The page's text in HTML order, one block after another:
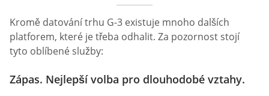
Kromě datování trhu G-3 existuje mnoho dalších
platforem, které je třeba odhalit. Za pozornost stojí
tyto oblíbené služby:
Zápas. Nejlepší volba pro dlouhodobé vztahy.